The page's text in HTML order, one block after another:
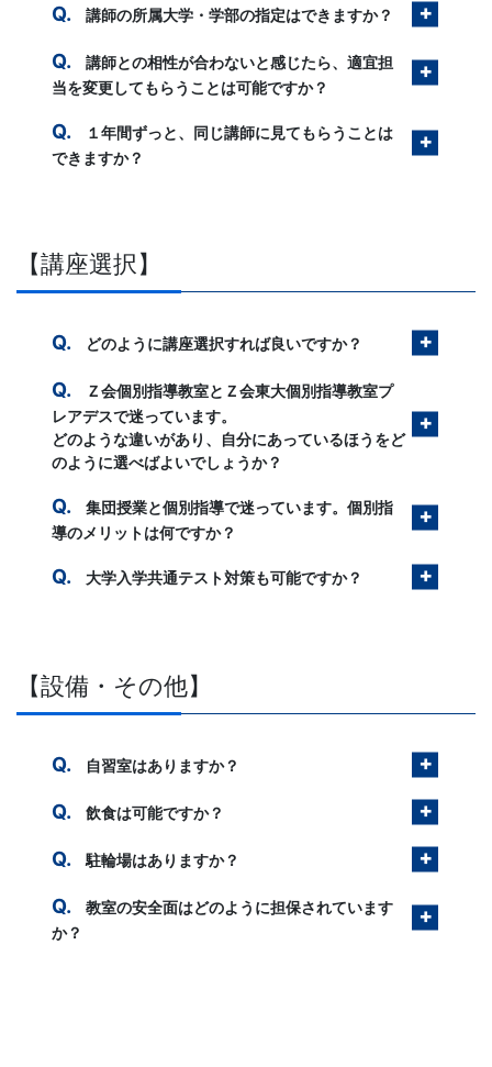
講師の所属大学・学部の指定はできますか？
講師との相性が合わないと感じたら、適宜担
当を変更してもらうことは可能ですか？
１年間ずっと、同じ講師に見てもらうことは
できますか？
【講座選択】
どのように講座選択すれば良いですか？
Ｚ会個別指導教室とＺ会東大個別指導教室プ
レアデスで迷っています。
どのような違いがあり、自分にあっているほうをど
のように選べばよいでしょうか？
集団授業と個別指導で迷っています。個別指
導のメリットは何ですか？
大学入学共通テスト対策も可能ですか？
【設備・その他】
自習室はありますか？
飲食は可能ですか？
駐輪場はありますか？
教室の安全面はどのように担保されています
か？